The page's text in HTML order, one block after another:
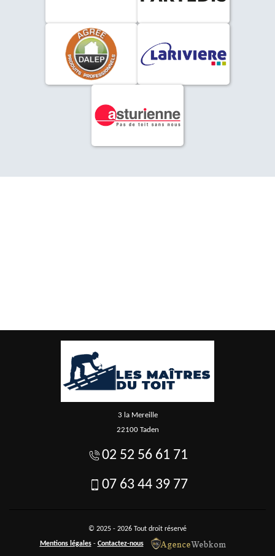
3 la Mereille
22100 Taden
02 52 56 61 71
07 63 44 39 77
© 2025 - 2026 Tout droit réservé
Mentions légales- Contactez-nous